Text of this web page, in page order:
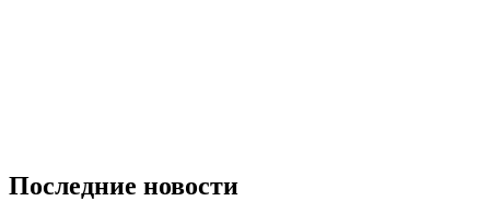
Последние новости